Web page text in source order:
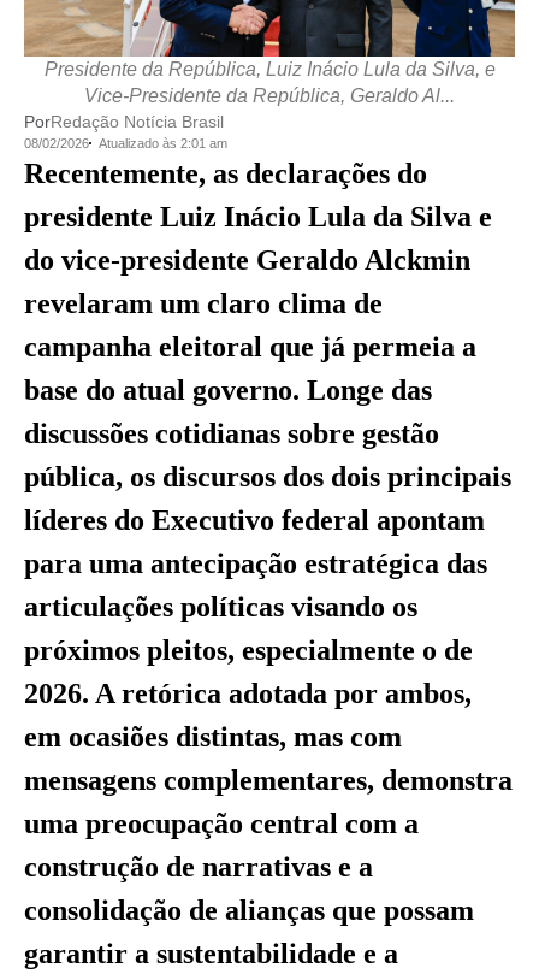
Presidente da República, Luiz Inácio Lula da Silva, e
Vice-Presidente da República, Geraldo Al...
PorRedação Notícia Brasil
08/02/2026 Atualizado às 2:01 am
Recentemente, as declarações do
presidente Luiz Inácio Lula da Silva e
do vice-presidente Geraldo Alckmin
revelaram um claro clima de
campanha eleitoral que já permeia a
base do atual governo. Longe das
discussões cotidianas sobre gestão
pública, os discursos dos dois principais
líderes do Executivo federal apontam
para uma antecipação estratégica das
articulações políticas visando os
próximos pleitos, especialmente o de
2026. A retórica adotada por ambos,
em ocasiões distintas, mas com
mensagens complementares, demonstra
uma preocupação central com a
construção de narrativas e a
consolidação de alianças que possam
garantir a sustentabilidade e a